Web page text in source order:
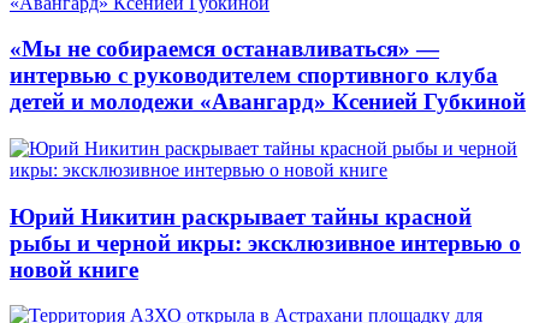
«Мы не собираемся останавливаться» —
интервью с руководителем спортивного клуба
детей и молодежи «Авангард» Ксенией Губкиной
Юрий Никитин раскрывает тайны красной
рыбы и черной икры: эксклюзивное интервью о
новой книге